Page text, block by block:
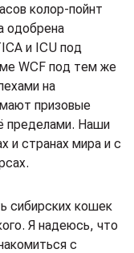
колор-пойнт
одобрена
и ICU под
WCF под тем же
на
призовые
пределами. Наши
и странах мира и с
сибирских кошек
Я надеюсь, что
с